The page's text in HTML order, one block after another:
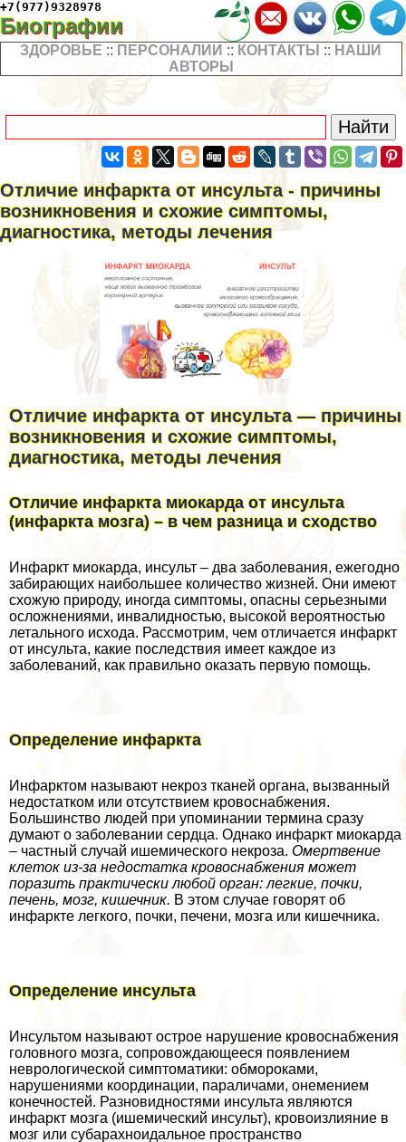
+7(977)9328978
Биографии
ЗДОРОВЬЕ :: ПЕРСОНАЛИИ :: КОНТАКТЫ :: НАШИ
АВТОРЫ
Отличие инфаркта от инсульта - причины
возникновения и схожие симптомы,
диагностика, методы лечения
Отличие инфаркта от инсульта — причины
возникновения и схожие симптомы,
диагностика, методы лечения
Отличие инфаркта миокарда от инсульта
(инфаркта мозга) – в чем разница и сходство
Инфаркт миокарда, инсульт – два заболевания, ежегодно
забирающих наибольшее количество жизней. Они имеют
схожую природу, иногда симптомы, опасны серьезными
осложнениями, инвалидностью, высокой вероятностью
летального исхода. Рассмотрим, чем отличается инфаркт
от инсульта, какие последствия имеет каждое из
заболеваний, как правильно оказать первую помощь.
Определение инфаркта
Инфарктом называют некроз тканей органа, вызванный
недостатком или отсутствием кровоснабжения.
Большинство людей при упоминании термина сразу
думают о заболевании сердца. Однако инфаркт миокарда
– частный случай ишемического некроза. Омертвение
клеток из-за недостатка кровоснабжения может
поразить пpaктически любой орган: легкие, почки,
печень, мозг, кишечник. В этом случае говорят об
инфаркте легкого, почки, печени, мозга или кишечника.
Определение инсульта
Инсультом называют острое нарушение кровоснабжения
головного мозга, сопровождающееся появлением
неврологической симптоматики: обмороками,
нарушениями координации, параличами, онемением
конечностей. Разновидностями инсульта являются
инфаркт мозга (ишемический инсульт), кровоизлияние в
мозг или субарахноидальное прострaнcтво